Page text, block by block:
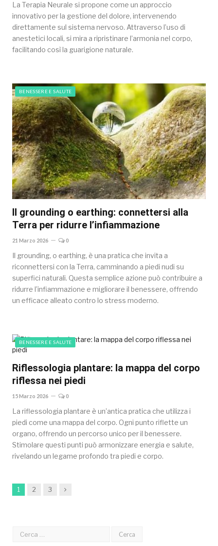
La Terapia Neurale si propone come un approccio
innovativo per la gestione del dolore, intervenendo
direttamente sul sistema nervoso. Attraverso l’uso di
anestetici locali, si mira a ripristinare l’armonia nel corpo,
facilitando così la guarigione naturale.
BENESSERE E SALUTE
Il grounding o earthing: connettersi alla
Terra per ridurre l’infiammazione
21 Marzo 2026 0
Il grounding, o earthing, è una pratica che invita a
riconnettersi con la Terra, camminando a piedi nudi su
superfici naturali. Questa semplice azione può contribuire a
ridurre l’infiammazione e migliorare il benessere, offrendo
un efficace alleato contro lo stress moderno.
BENESSERE E SALUTE
Riflessologia plantare: la mappa del corpo
riflessa nei piedi
15 Marzo 2026 0
La riflessologia plantare è un’antica pratica che utilizza i
piedi come una mappa del corpo. Ogni punto riflette un
organo, offrendo un percorso unico per il benessere.
Stimolare questi punti può armonizzare energia e salute,
rivelando un legame profondo tra piedi e corpo.
1 2 3 Next